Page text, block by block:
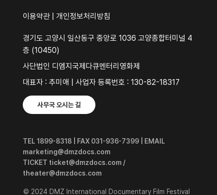
이용약관 개인정보처리방침
경기도 고양시 일산동구 중앙로 1036 고양종합터미널 4
층 (10450)
사단법인 디엠지국제다큐멘터리영화제
대표자 : 추미애 | 사업자 등록번호 : 130-82-18317
사무국 오시는 길
TEL 1899-8318 | FAX 031-936-7399 | EMAIL
marketing@dmzdocs.com
TICKET ticket@dmzdocs.com /
theater@dmzdocs.com
© 2024 DMZ International Documentary Film Festival